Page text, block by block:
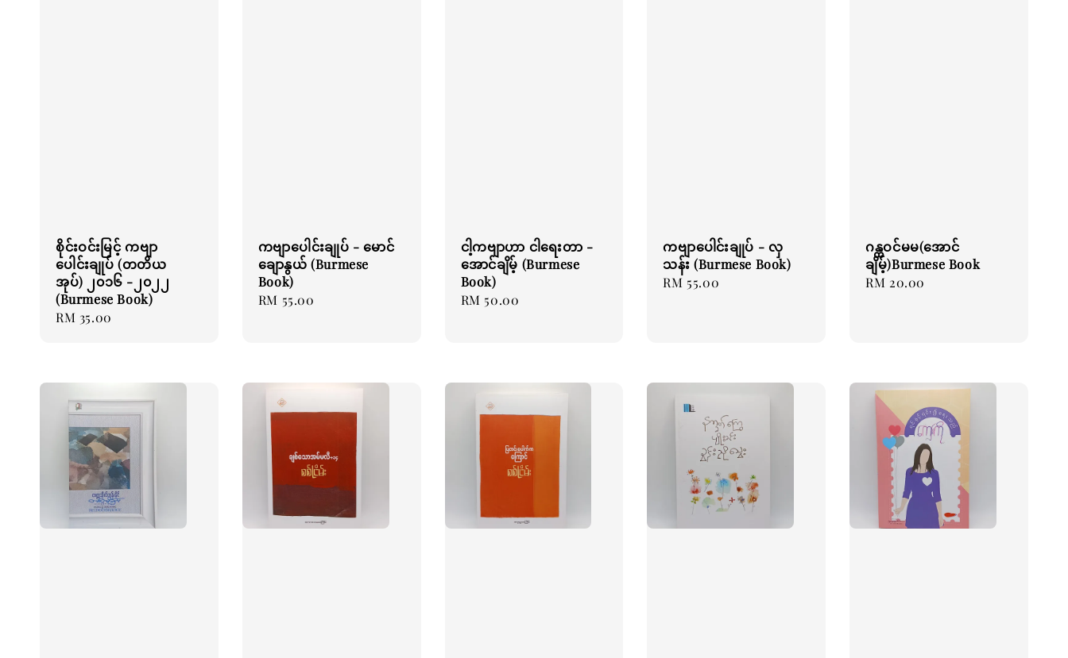
စိုင်းဝင်းမြင့် ကဗျာ
ပေါင်းချုပ် (တတိယ
အုပ်) ၂၀၁၆ -၂၀၂၂
(Burmese Book)
Regular
RM 35.00
ကဗျာပေါင်းချုပ် - မောင်
ချောနွယ် (Burmese
Book)
Regular
RM 55.00
ငါ့ကဗျာဟာ ငါရေးတာ -
အောင်ချိမ့် (Burmese
Book)
Regular
RM 50.00
ကဗျာပေါင်းချုပ် - လှ
သန်း (Burmese Book)
Regular
RM 55.00
ဂန္ထဝင်မမ(အောင်
ချိမ့်)Burmese Book
Regular
RM 20.00